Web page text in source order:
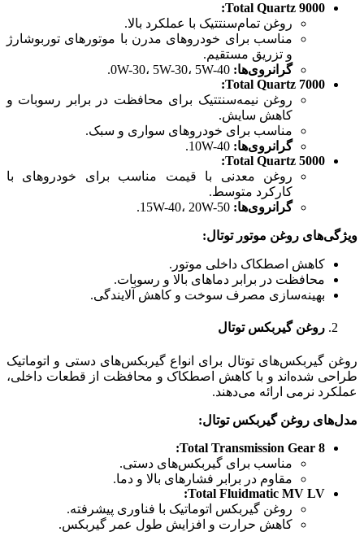
Total Quartz 9000:
روغن تمام‌سنتتیک با عملکرد بالا.
مناسب برای خودروهای مدرن با موتورهای توربوشارژ
و تزریق مستقیم.
گرانروی‌ها:
Total Quartz 7000:
روغن نیمه‌سنتتیک برای محافظت در برابر رسوبات و
کاهش سایش.
مناسب برای خودروهای سواری و سبک.
گرانروی‌ها:
Total Quartz 5000:
روغن معدنی با قیمت مناسب برای خودروهای با
کارکرد متوسط.
گرانروی‌ها:
ویژگی‌های روغن موتور توتال:
کاهش اصطکاک داخلی موتور.
محافظت در برابر دماهای بالا و رسوبات.
بهینه‌سازی مصرف سوخت و کاهش آلایندگی.
روغن گیربکس توتال
روغن گیربکس‌های توتال برای انواع گیربکس‌های دستی و اتوماتیک
طراحی شده‌اند و با کاهش اصطکاک و محافظت از قطعات داخلی،
عملکرد نرمی ارائه می‌دهند.
مدل‌های روغن گیربکس توتال:
Total Transmission Gear 8:
مناسب برای گیربکس‌های دستی.
مقاوم در برابر فشارهای بالا و دما.
Total Fluidmatic MV LV:
روغن گیربکس اتوماتیک با فناوری پیشرفته.
کاهش حرارت و افزایش طول عمر گیربکس.